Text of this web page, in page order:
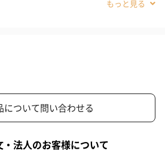
ー＆ミニーマグ
のあるデザインで、置いておくだけで
#プロポーズ
学生高学年の女の子 #妻
について問い合わせる
法人のお客様について